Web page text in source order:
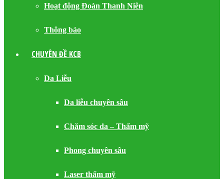
Hoạt động Đoàn Thanh Niên
Thông báo
CHUYÊN ĐỀ KCB
Da Liễu
Da liễu chuyên sâu
Chăm sóc da – Thẩm mỹ
Phong chuyên sâu
Laser thẩm mỹ